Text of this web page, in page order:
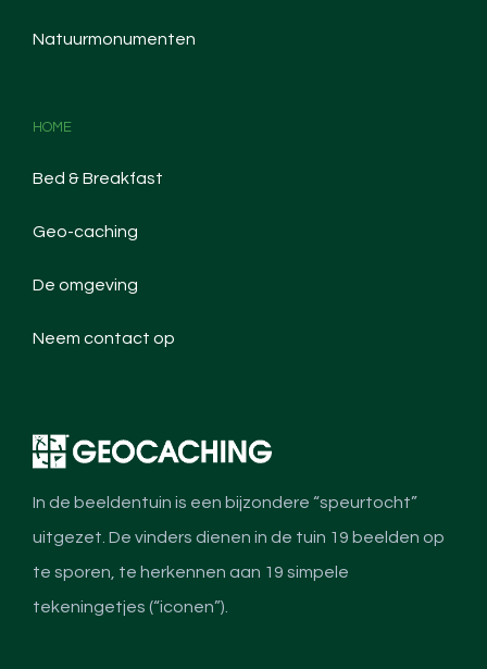
Natuurmonumenten
HOME
Bed & Breakfast
Geo-caching
De omgeving
Neem contact op
In de beeldentuin is een bijzondere “speurtocht”
uitgezet. De vinders dienen in de tuin 19 beelden op
te sporen, te herkennen aan 19 simpele
tekeningetjes (“iconen”).